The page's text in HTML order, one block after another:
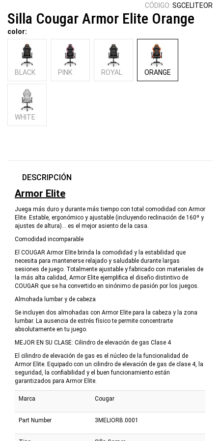
CÓDIGO: SGCELITEOR
Silla Cougar Armor Elite Orange
color:
BLACK PINK ROYAL ORANGE
WHITE
DESCRIPCIÓN
Armor Elite
Juega más duro y durante más tiempo con total comodidad con Armor
Elite. Estable, ergonómico y ajustable (incluyendo reclinación de 160º y
ajustes de altura)… es el mejor asiento de la casa.
Comodidad incomparable
El COUGAR Armor Elite brinda la comodidad y la estabilidad que
necesita para mantenerse relajado y saludable durante largas
sesiones de juego. Totalmente ajustable y fabricado con materiales de
la más alta calidad, Armor Elite ejemplifica el diseño distintivo de
COUGAR que se ha convertido en sinónimo de pasión por los juegos.
Almohada lumbar y de cabeza
Se incluyen dos almohadas con Armor Elite para la cabeza y la zona
lumbar. La ausencia de estrés físico te permite concentrarte
absolutamente en tu juego.
MEJOR EN SU CLASE: Cilindro de elevación de gas Clase 4
El cilindro de elevación de gas es el núcleo de la funcionalidad de
Armor Elite. Equipado con un cilindro de elevación de gas de clase 4, la
seguridad, la confiabilidad y el buen funcionamiento están
garantizados para Armor Elite.
Marca Cougar
Part Number 3MELIORB.0001